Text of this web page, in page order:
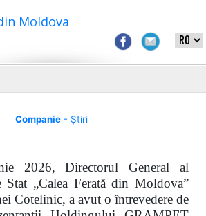
Moldova
Companie- Știri
2026, Directorul General al
Stat „Calea Ferată din Moldova”
Cotelinic, a avut o întrevedere de